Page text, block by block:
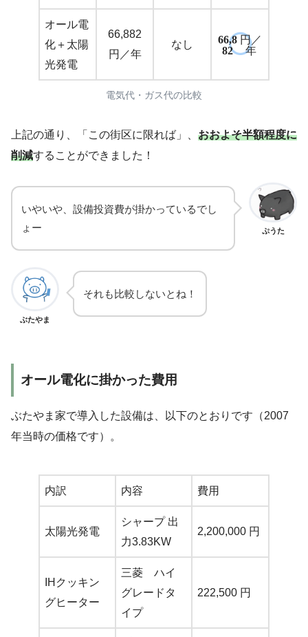
オール電
化＋太陽
光発電
66,882
円／年
なし
66,8
82
円／
年
電気代・ガス代の比較
上記の通り、「この街区に限れば」、 おおよそ半額程度に
削減することができました！
ぷうた
いやいや、設備投資費が掛かっているでし
ょー
ぶたやま
それも比較しないとね！
オール電化に掛かった費用
ぶたやま家で導入した設備は、以下のとおりです（2007
年当時の価格です）。
内訳 内容 費用
太陽光発電
シャープ 出
力3.83KW
2,200,000 円
IHクッキン
グヒーター
三菱 ハイ
グレードタ
イプ
222,500 円